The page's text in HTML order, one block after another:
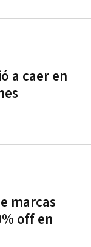
a caer en
marcas
off en